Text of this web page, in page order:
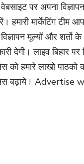
पर अपना
हमारी मार्केटिंग टीम
मूल्यों और शर्तो
देगी। लाइव बिहार
को हमारे लाखो पाठको
बढ़ाये। Advertise